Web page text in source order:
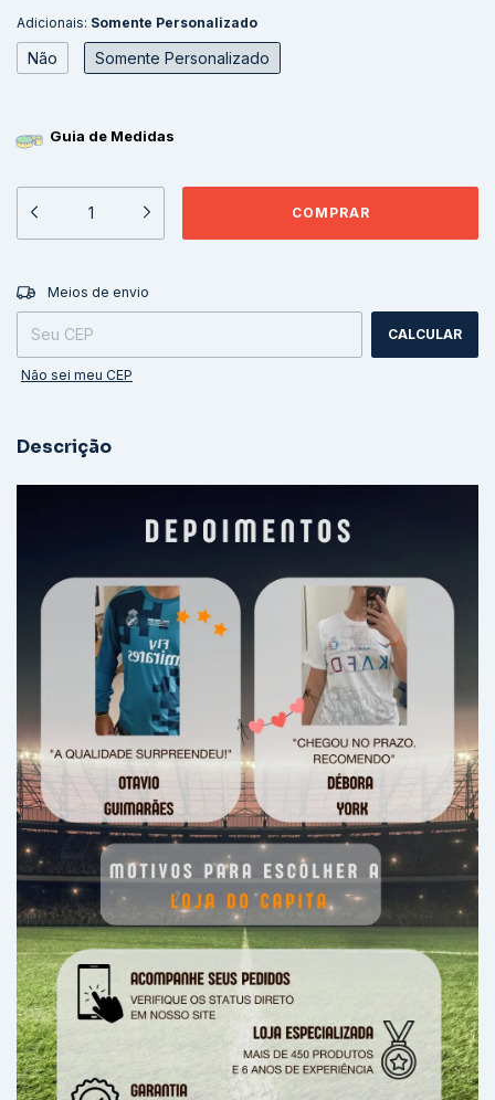
Adicionais: Somente Personalizado
Não Somente Personalizado
Guia de Medidas
Entregas para o CEP:
Meios de envio
CALCULAR
Não sei meu CEP
Descrição